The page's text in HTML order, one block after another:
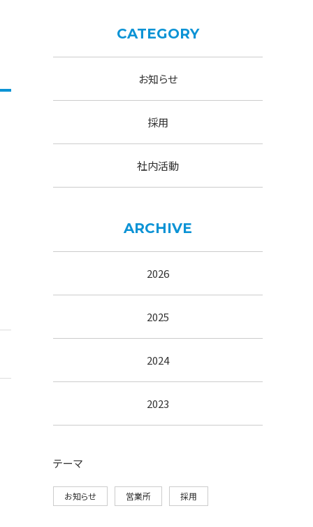
CATEGORY
お知らせ
採用
社内活動
ARCHIVE
2026
2025
2024
2023
テーマ
お知らせ 営業所 採用